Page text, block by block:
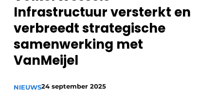
Infrastructuur versterkt en
verbreedt strategische
samenwerking met
VanMeijel
NIEUWS24 september 2025